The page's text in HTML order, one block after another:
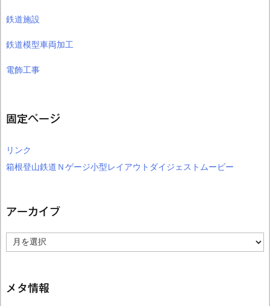
鉄道施設
鉄道模型車両加工
電飾工事
固定ページ
リンク
箱根登山鉄道Ｎゲージ小型レイアウトダイジェストムービー
アーカイブ
ー
ブ
メタ情報